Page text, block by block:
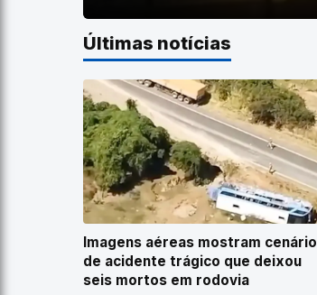
Últimas notícias
Imagens aéreas mostram cenário
de acidente trágico que deixou
seis mortos em rodovia